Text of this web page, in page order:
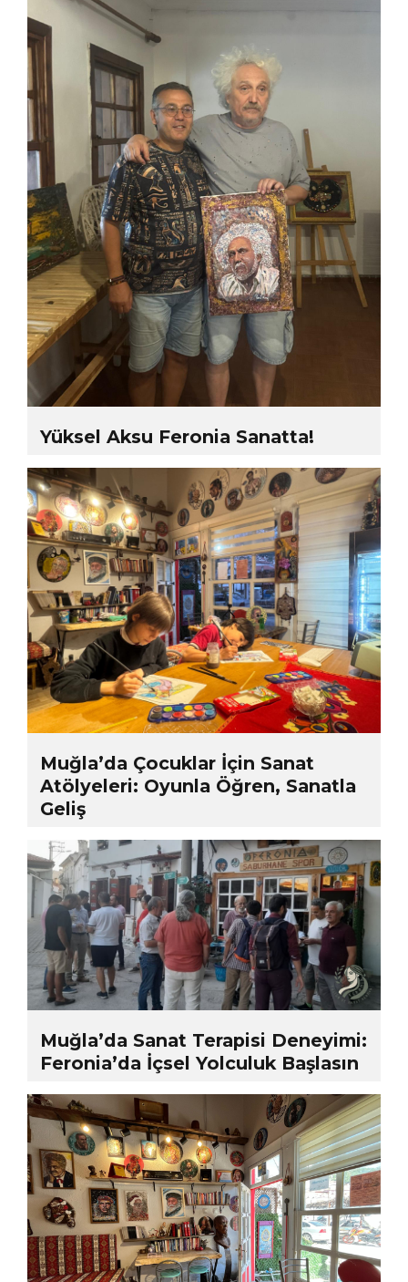
Yüksel Aksu Feronia Sanatta!
Muğla’da Çocuklar İçin Sanat
Atölyeleri: Oyunla Öğren, Sanatla
Geliş
Muğla’da Sanat Terapisi Deneyimi:
Feronia’da İçsel Yolculuk Başlasın